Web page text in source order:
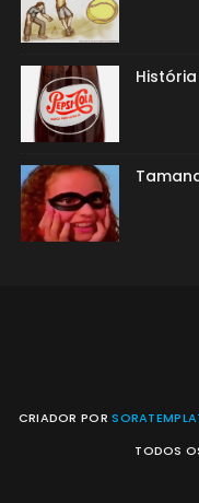
CRIADOR POR
TODOS